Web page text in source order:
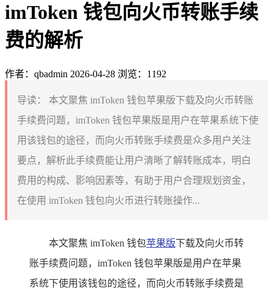
imToken 钱包向火币转账手续
费的解析
作者：qbadmin 2026-04-28 浏览：1192
导读：
本文聚焦 imToken 钱包苹果版下载及向火币转账
手续费问题，imToken 钱包苹果版是用户在苹果系统下使
用该钱包的途径，而向火币转账手续费是众多用户关注
要点，解析此手续费能让用户清晰了解转账成本，明白
费用的构成、影响因素等，有助于用户合理规划资金，
在使用 imToken 钱包向火币进行转账操作...
本文聚焦 imToken 钱包苹果版下载及向火币转
账手续费问题，imToken 钱包苹果版是用户在苹果
系统下使用该钱包的途径，而向火币转账手续费是